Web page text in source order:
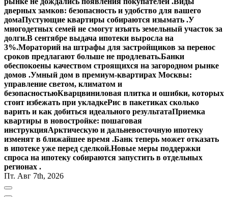
дверных замков: безопасность и удобство для вашего
домаПустующие квартиры собираются изымать .У
многодетных семей не смогут изъять земельный участок за
долги.В сентябре выдача ипотеки выросла на
3%.Мораторий на штрафы для застройщиков за перенос
сроков предлагают больше не продлевать.Банки
обеспокоены качеством строящихся на загородном рынке
домов .Умный дом в премиум-квартирах Москвы:
управление светом, климатом и
безопасностьюКварцвиниловая плитка и ошибки, которых
стоит избежать при укладкеРис в пакетиках сколько
варить и как добиться идеального результатаПриемка
квартиры в новостройке: пошаговая
инструкцияАрктическую и дальневосточную ипотеку
изменят в ближайшее время .Банк теперь может отказать
в ипотеке уже перед сделкой.Новые меры поддержки
спроса на ипотеку собираются запустить в отдельных
регионах .
Пт. Авг 7th, 2026